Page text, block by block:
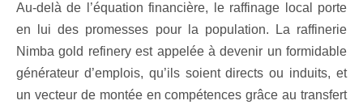
Au-delà de l’équation financière, le raffinage local porte
en lui des promesses pour la population. La raffinerie
Nimba gold refinery est appelée à devenir un formidable
générateur d’emplois, qu’ils soient directs ou induits, et
un vecteur de montée en compétences grâce au transfert